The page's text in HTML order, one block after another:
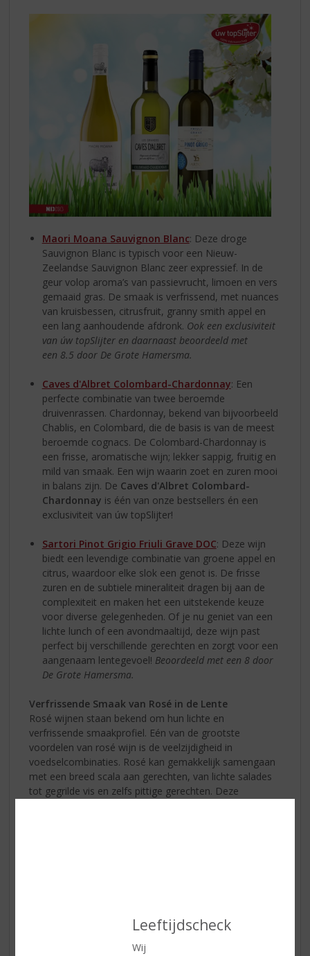
Leeftijdscheck
Wij
Maori Moana Sauvignon Blanc: Deze droge
Sauvignon Blanc is typisch voor een Nieuw-
Zeelandse Sauvignon Blanc zeer expressief. In de
geur volop aroma’s van passievrucht, limoen en vers
gemaaid gras. De smaak is verfrissend, met nuances
van kruisbessen, citrusfruit, granny smith appel en
een lang aanhoudende afdronk. Ook een exclusiviteit
van úw topSlijter en daarnaast beoordeeld met
een 8.5 door De Grote Hamersma.
Caves d'Albret Colombard-Chardonnay: Een
perfecte combinatie van twee beroemde
druivenrassen. Chardonnay, bekend van bijvoorbeeld
Chablis, en Colombard, die de basis is van de meest
beroemde cognacs. De Colombard-Chardonnay is
een frisse, aromatische wijn; lekker sappig, fruitig en
mild van smaak. Een wijn waarin zoet en zuren mooi
in balans zijn. De Caves d'Albret Colombard-
Chardonnay is één van onze bestsellers én een
exclusiviteit van úw topSlijter!
Sartori Pinot Grigio Friuli Grave DOC: Deze wijn
biedt een levendige combinatie van groene appel en
citrus, waardoor elke slok een genot is. De frisse
zuren en de subtiele mineraliteit dragen bij aan de
complexiteit en maken het een uitstekende keuze
voor diverse gelegenheden. Of je nu geniet van een
lichte lunch of een avondmaaltijd, deze wijn past
perfect bij verschillende gerechten en zorgt voor een
aangenaam lentegevoel! Beoordeeld met een 8 door
De Grote Hamersma.
Verfrissende Smaak van Rosé in de Lente
Rosé wijnen staan bekend om hun lichte en
verfrissende smaakprofiel. Eén van de grootste
voordelen van rosé wijn is de veelzijdigheid in
voedselcombinaties. Rosé kan gemakkelijk samengaan
met een breed scala aan gerechten, van lichte salades
tot gegrilde vis en zelfs pittige gerechten. Deze